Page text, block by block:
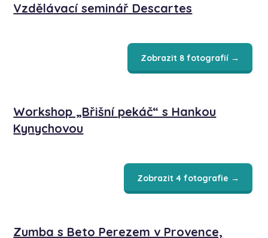
Vzdělávací seminář Descartes
Zobrazit 8 fotografií →
Workshop „Břišní pekáč“ s Hankou
Kynychovou
Zobrazit 4 fotografie →
Zumba s Beto Perezem v Provence,